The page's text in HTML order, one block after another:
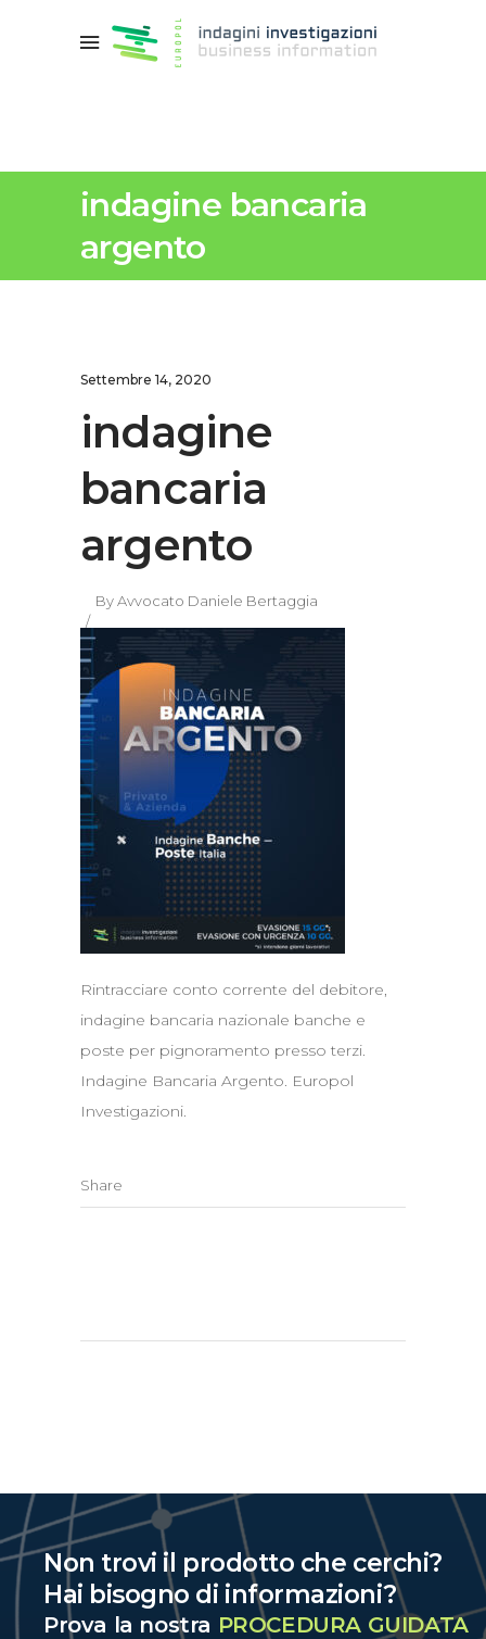
indagine bancaria
argento
Settembre 14, 2020
indagine
bancaria
argento
ByAvvocato Daniele Bertaggia
Rintracciare conto corrente del debitore,
indagine bancaria nazionale banche e
poste per pignoramento presso terzi.
Indagine Bancaria Argento. Europol
Investigazioni.
Share
Non trovi il prodotto che cerchi?
Hai bisogno di informazioni?
Prova la nostra PROCEDURA GUIDATA